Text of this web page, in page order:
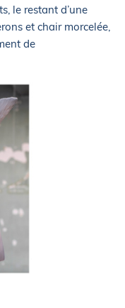
le restant d’une
et chair morcelée,
de